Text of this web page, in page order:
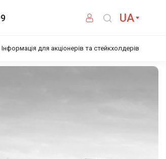
UA
Інформація для акціонерів та стейкхолдерів